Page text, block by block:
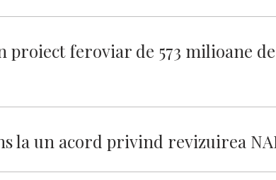
proiect feroviar de 573 milioane
la un acord privind revizuirea